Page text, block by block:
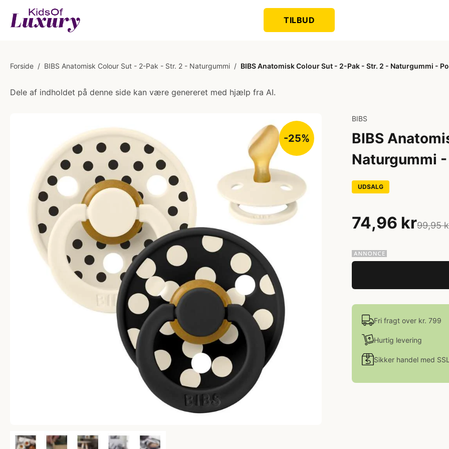
TILBUD
Forside / BIBS Anatomisk Colour Sut - 2-Pak - Str. 2 - Naturgummi / BIBS Anatomisk Colour Sut - 2-Pak - Str. 2 - Naturgummi -
Dele af indholdet på denne side kan være genereret med hjælp fra AI.
-25%
BIBS
BIBS
Naturgummi
UDSALG
74,96 kr99,95
Fri fragt over kr. 799
Hurtig levering
Sikker handel med SSL